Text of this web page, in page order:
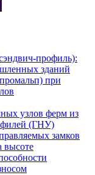
профиль):
зданий
при
узлов ферм из
(ГНУ)
замков
высоте